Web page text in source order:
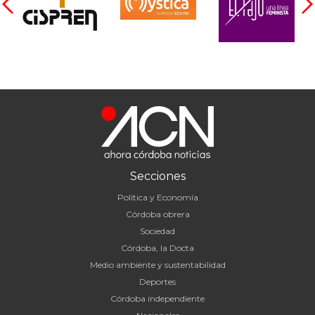
Secciones
Política y Economía
Córdoba obrera
Sociedad
Córdoba, la Docta
Medio ambiente y sustentabilidad
Deportes
Córdoba independiente